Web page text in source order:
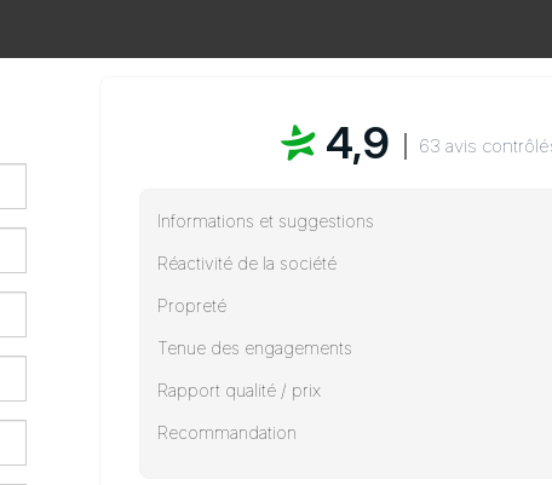
4,9 63 avis
Informations et suggestions
Réactivité de la société
Propreté
Tenue des engagements
Rapport qualité / prix
Recommandation